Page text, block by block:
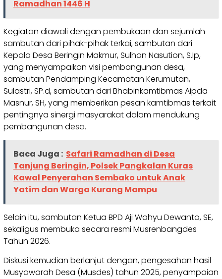
Ramadhan 1446 H
Kegiatan diawali dengan pembukaan dan sejumlah
sambutan dari pihak-pihak terkai, sambutan dari
Kepala Desa Beringin Makmur, Sulhan Nasution, S.Ip,
yang menyampaikan visi pembangunan desa,
sambutan Pendamping Kecamatan Kerumutan,
Sulastri, SP.d, sambutan dari Bhabinkamtibmas Aipda
Masnur, SH, yang memberikan pesan kamtibmas terkait
pentingnya sinergi masyarakat dalam mendukung
pembangunan desa.
Baca Juga : Safari Ramadhan di Desa
Tanjung Beringin, Polsek Pangkalan Kuras
Kawal Penyerahan Sembako untuk Anak
Yatim dan Warga Kurang Mampu
Selain itu, sambutan Ketua BPD Aji Wahyu Dewanto, SE,
sekaligus membuka secara resmi Musrenbangdes
Tahun 2026.
Diskusi kemudian berlanjut dengan, pengesahan hasil
Musyawarah Desa (Musdes) tahun 2025, penyampaian